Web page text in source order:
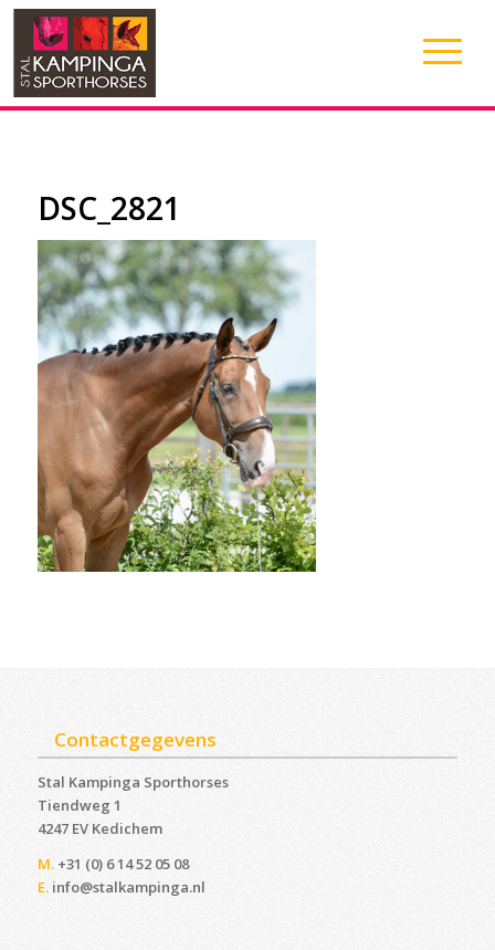
DSC_2821
Contactgegevens
Stal Kampinga Sporthorses
Tiendweg 1
4247 EV Kedichem ‎
M.+31 (0) 6 14 52 05 08
E. info@stalkampinga.nl